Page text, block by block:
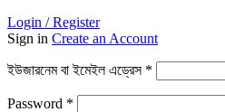
Login / Register
Sign in Create an Account
ইউজারনেম বা ইমেইল এড্রেস *
Password *